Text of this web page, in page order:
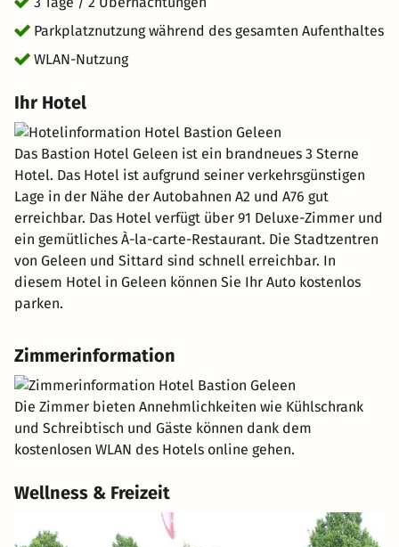
Parkplatznutzung während des gesamten Aufenthaltes
WLAN-Nutzung
Ihr Hotel
Das Bastion Hotel Geleen ist ein brandneues 3 Sterne
Hotel. Das Hotel ist aufgrund seiner verkehrsgünstigen
Lage in der Nähe der Autobahnen A2 und A76 gut
erreichbar. Das Hotel verfügt über 91 Deluxe-Zimmer und
ein gemütliches À-la-carte-Restaurant. Die Stadtzentren
von Geleen und Sittard sind schnell erreichbar. In
diesem Hotel in Geleen können Sie Ihr Auto kostenlos
parken.
Zimmerinformation
Die Zimmer bieten Annehmlichkeiten wie Kühlschrank
und Schreibtisch und Gäste können dank dem
kostenlosen WLAN des Hotels online gehen.
Wellness & Freizeit